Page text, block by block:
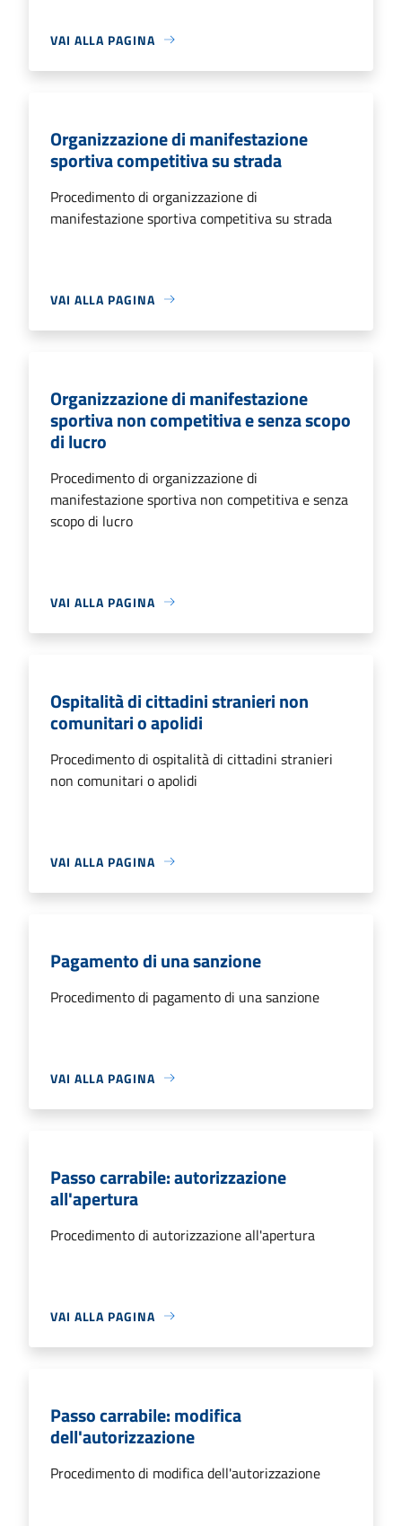
VAI ALLA PAGINA
Organizzazione di manifestazione
sportiva competitiva su strada
Procedimento di organizzazione di
manifestazione sportiva competitiva su strada
VAI ALLA PAGINA
Organizzazione di manifestazione
sportiva non competitiva e senza scopo
di lucro
Procedimento di organizzazione di
manifestazione sportiva non competitiva e senza
scopo di lucro
VAI ALLA PAGINA
Ospitalità di cittadini stranieri non
comunitari o apolidi
Procedimento di ospitalità di cittadini stranieri
non comunitari o apolidi
VAI ALLA PAGINA
Pagamento di una sanzione
Procedimento di pagamento di una sanzione
VAI ALLA PAGINA
Passo carrabile: autorizzazione
all'apertura
Procedimento di autorizzazione all'apertura
VAI ALLA PAGINA
Passo carrabile: modifica
dell'autorizzazione
Procedimento di modifica dell'autorizzazione